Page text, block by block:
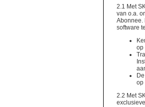
2.1 Met
van o.a.
Abonnee.
software
op
op
2.2 Met